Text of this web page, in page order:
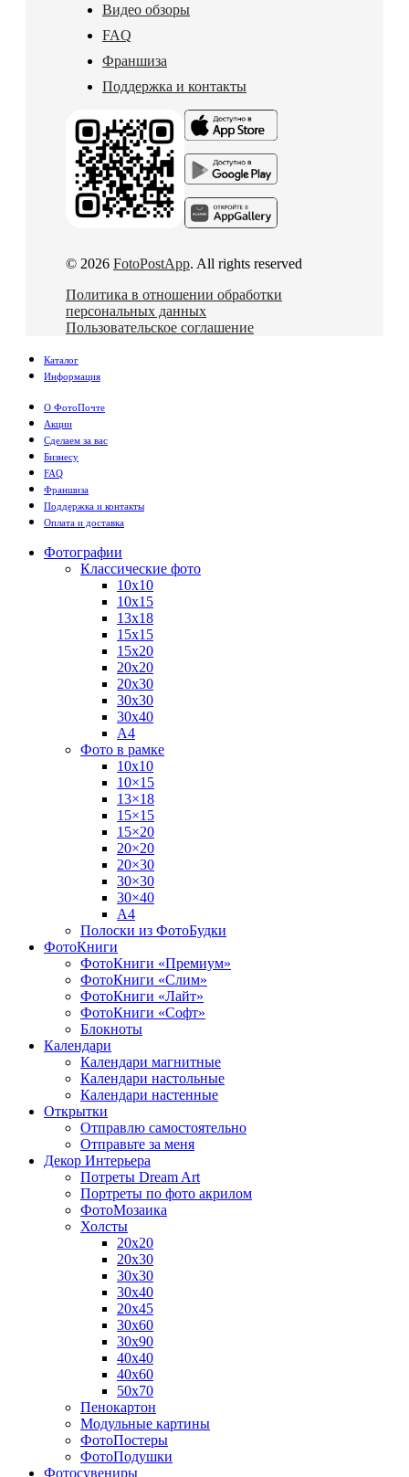
Видео обзоры
FAQ
Франшиза
Поддержка и контакты
© 2026 FotoPostApp. All rights reserved
Политика в отношении обработки
персональных данных
Пользовательское соглашение
Каталог
Информация
О ФотоПочте
Акции
Сделаем за вас
Бизнесу
FAQ
Франшиза
Поддержка и контакты
Оплата и доставка
Фотографии
Классические фото
10х10
10х15
13х18
15х15
15х20
20х20
20х30
30х30
30х40
А4
Фото в рамке
10х10
10×15
13×18
15×15
15×20
20×20
20×30
30×30
30×40
A4
Полоски из ФотоБудки
ФотоКниги
ФотоКниги «Премиум»
ФотоКниги «Слим»
ФотоКниги «Лайт»
ФотоКниги «Софт»
Блокноты
Календари
Календари магнитные
Календари настольные
Календари настенные
Открытки
Отправлю самостоятельно
Отправьте за меня
Декор Интерьера
Потреты Dream Art
Портреты по фото акрилом
ФотоМозаика
Холсты
20х20
20х30
30х30
30х40
20х45
30х60
30х90
40х40
40х60
50х70
Пенокартон
Модульные картины
ФотоПостеры
ФотоПодушки
Фотоcувениры